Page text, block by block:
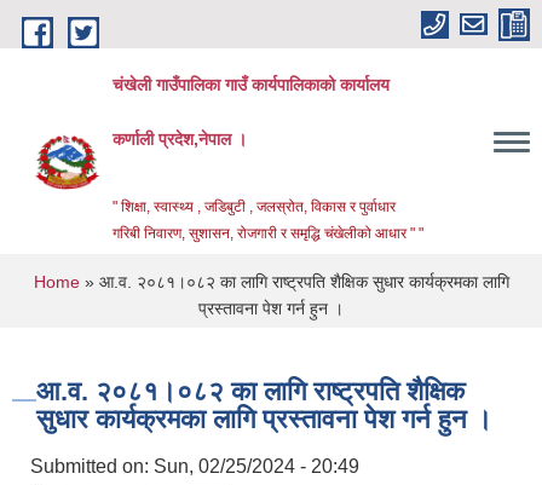
Skip to main content
चंखेली गाउँपालिका गाउँ कार्यपालिकाको कार्यालय
कर्णाली प्रदेश,नेपाल ।
" शिक्षा, स्वास्थ्य , जडिबुटी , जलस्रोत, विकास र पुर्वाधार
गरिबी निवारण, सुशासन, रोजगारी र समृद्धि चंखेलीको आधार " "
You are here
Home» आ.व. २०८१।०८२ का लागि राष्ट्रपति शैक्षिक सुधार कार्यक्रमका लागि
प्रस्तावना पेश गर्न हुन ।
आ.व. २०८१।०८२ का लागि राष्ट्रपति शैक्षिक
सुधार कार्यक्रमका लागि प्रस्तावना पेश गर्न हुन ।
Submitted on: Sun, 02/25/2024 - 20:49